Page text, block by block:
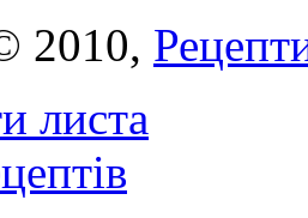
2010,
листа